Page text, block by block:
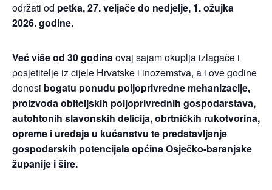
održati od petka, 27. veljače do nedjelje, 1. ožujka
2026. godine.
Već više od 30 godinaovaj sajam okuplja izlagače i
posjetitelje iz cijele Hrvatske i inozemstva, a i ove godine
donosi bogatu ponudu poljoprivredne mehanizacije,
proizvoda obiteljskih poljoprivrednih gospodarstava,
autohtonih slavonskih delicija, obrtničkih rukotvorina,
opreme i uređaja u kućanstvu te predstavljanje
gospodarskih potencijala općina Osječko-baranjske
županije i šire.